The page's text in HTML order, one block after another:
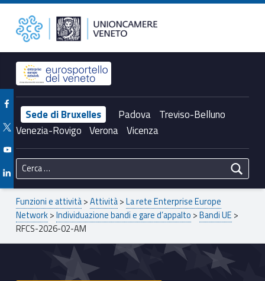
RFCS-2026-02-AM – Unioncamere del Veneto Unioncamere del Veneto
Header info sidebar
Sede di Bruxelles Padova Treviso-Belluno
Venezia-Rovigo Verona Vicenza
Facebook Unioncamere Veneto
Twitter Unioncamere Veneto
Youtube Unioncamere Veneto
Linkedin Unioncamere Veneto
Ricerca per:
Breadcrumbs navigation
Funzioni e attività>Attività>La rete Enterprise Europe
Network>Individuazione bandi e gare d’appalto >Bandi UE >
RFCS-2026-02-AM